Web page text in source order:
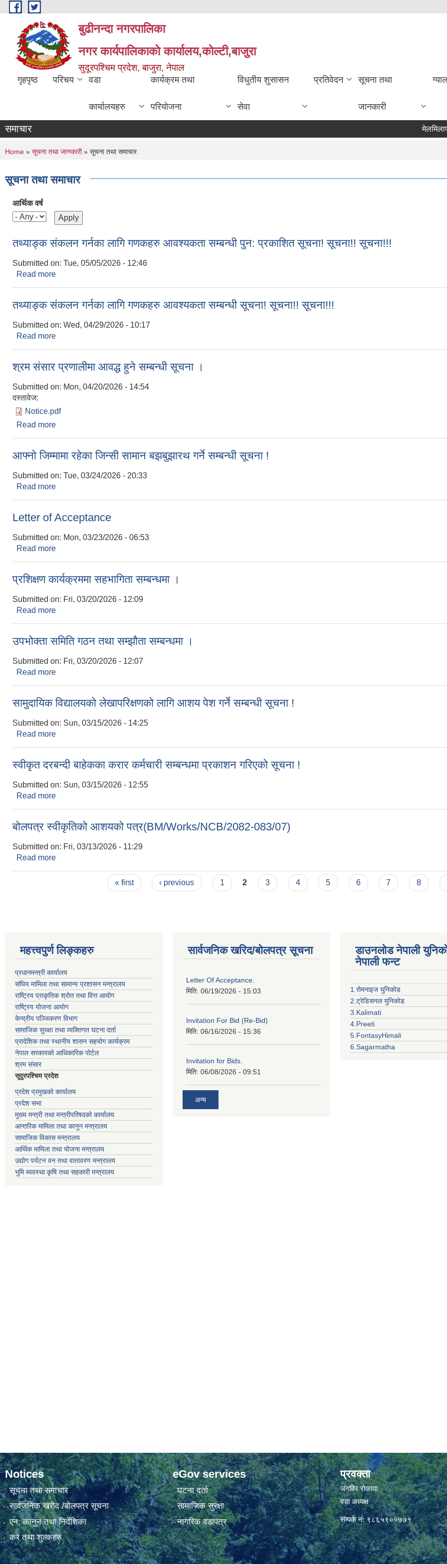
Skip to main content
बुढीनन्दा नगरपालिका
नगर कार्यपालिकाकाे कार्यालय,काेल्टी,बाजुरा
सुदूरपश्चिम प्रदेश, बाजुरा, नेपाल
गृहपृष्ठ परिचय वडा
कार्यालयहरु
कार्यक्रम तथा
परियोजना
विधुतीय शुसासन
सेवा
प्रतिवेदन सूचना तथा
जानकारी
समाचार मेलमिलाप
You are here
Home » सूचना तथा जानकारी» सूचना तथा समाचार
सूचना तथा समाचार
आर्थिक वर्ष
तथ्याङ्क संकलन गर्नका लागि गणकहरु आवश्यकता सम्बन्धी पुन: प्रकाशित सूचना! सूचना!! सूचना!!!
Submitted on: Tue, 05/05/2026 - 12:46
Read more
तथ्याङ्क संकलन गर्नका लागि गणकहरु आवश्यकता सम्बन्धी सूचना! सूचना!! सूचना!!!
Submitted on: Wed, 04/29/2026 - 10:17
Read more
श्रम संसार प्रणालीमा आवद्ध हुने सम्बन्धी सूचना ।
Submitted on: Mon, 04/20/2026 - 14:54
दस्तावेज:
Notice.pdf
Read more
आफ्नो जिम्मामा रहेका जिन्सी सामान बझबुझारथ गर्ने सम्बन्धी सूचना !
Submitted on: Tue, 03/24/2026 - 20:33
Read more
Letter of Acceptance
Submitted on: Mon, 03/23/2026 - 06:53
Read more
प्रशिक्षण कार्यक्रममा सहभागिता सम्बन्धमा ।
Submitted on: Fri, 03/20/2026 - 12:09
Read more
उपभोक्ता समिति गठन तथा सम्झौता सम्बन्धमा ।
Submitted on: Fri, 03/20/2026 - 12:07
Read more
सामुदायिक विद्यालयको लेखापरिक्षणको लागि आशय पेश गर्ने सम्बन्धी सूचना !
Submitted on: Sun, 03/15/2026 - 14:25
Read more
स्वीकृत दरबन्दी बाहेकका करार कर्मचारी सम्बन्धमा प्रकाशन गरिएको सूचना !
Submitted on: Sun, 03/15/2026 - 12:55
Read more
बोलपत्र स्वीकृतिको आशयको पत्र(BM/Works/NCB/2082-083/07)
Submitted on: Fri, 03/13/2026 - 11:29
Read more
« first ‹ previous 1 2 3 4 5 6 7 8
महत्त्वपुर्ण लिङ्कहरु
प्रधानमन्त्री कार्यालय
संघिय मामिला तथा सामान्य प्रशासन मन्त्रालय
राष्ट्रिय प्राकृतिक श्रोत तथा वित्त आयोग
राष्ट्रिय योजना आयोग
केन्द्रीय पञ्जिकरण विभाग
सामाजिक सुरक्षा तथा व्यक्तिगत घटना दर्ता
प्रादेशिक तथा स्थानीय शासन सहयोग कार्यक्रम
नेपाल सरकारको आधिकारिक पोर्टल
श्रम संसार
सूदुरपश्चिम प्रदेश
प्रदेश प्रमुखको कार्यालय
प्रदेश सभा
मुख्य मन्त्री तथा मन्त्रीपरिषदको कार्यालय
आन्तरिक मामिला तथा कानुन मन्त्रालय
सामाजिक विकास मन्त्रालय
आर्थिक मामिला तथा योजना मन्त्रालय
उद्योग पर्यटन वन तथा वातावरण मन्त्रालय
भुमि ब्यवस्था कृषि तथा सहकारी मन्त्रालय
सार्वजनिक खरिद/बोलपत्र सूचना
Letter Of Acceptance.
मिति: 06/19/2026 - 15:03
Invitation For Bid (Re-Bid)
मिति: 06/16/2026 - 15:36
Invitation for Bids.
मिति: 06/08/2026 - 09:51
अन्य
डाउनलोड नेपाली
नेपाली फन्ट
1.रोमनाइज युनिकोड
2.ट्रेडिसनल युनिकोड
3.Kalimati
4.Preeti
5.FontasyHimali
6.Sagarmatha
Notices
सूचना तथा समाचार
सार्वजनिक खरीद /बोलपत्र सूचना
एन, कानुन तथा निर्देशिका
कर तथा शुल्कहरु
eGov services
घटना दर्ता
सामाजिक सुरक्षा
नागरिक वडापत्र
प्रवक्ता
जंगविर रोकाया
वडा अध्यक्ष
सम्पर्क नं: ९८६५९००७७१